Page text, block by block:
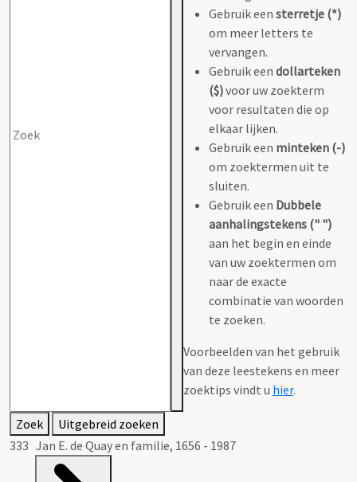
Gebruik een sterretje (*)
om meer letters te
vervangen.
Gebruik een dollarteken
($)voor uw zoekterm
voor resultaten die op
elkaar lijken.
Gebruik een minteken (-)
om zoektermen uit te
sluiten.
Gebruik een Dubbele
aanhalingstekens (" ")
aan het begin en einde
van uw zoektermen om
naar de exacte
combinatie van woorden
te zoeken.
Voorbeelden van het gebruik
van deze leestekens en meer
zoektips vindt u hier.
Zoek
Uitgebreid zoeken
333 Jan E. de Quay en familie, 1656 - 1987